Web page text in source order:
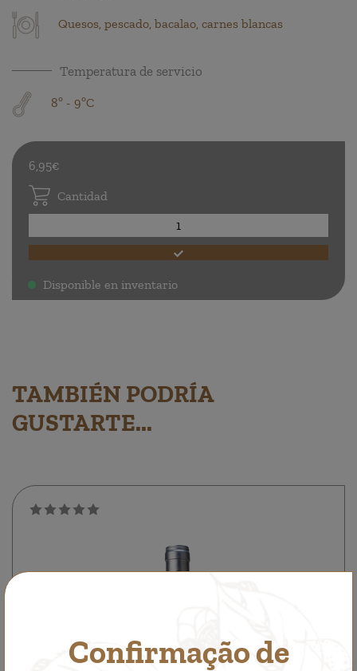
Confirmação de
Quesos, pescado, bacalao, carnes blancas
Temperatura de servicio
8º - 9ºC
6,95€
Cantidad
. Disponible en inventario
TAMBIÉN PODRÍA
GUSTARTE...